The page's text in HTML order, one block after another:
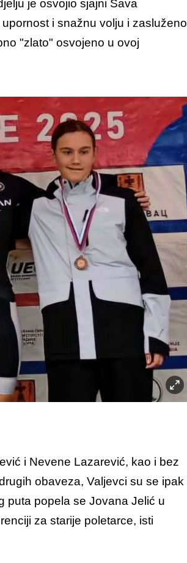
je osvojio sjajni Sava
i snažnu volju i zasluženo
"zlato" osvojeno u ovoj
i Nevene Lazarević, kao i bez
obaveza, Valjevci su se ipak
puta popela se Jovana Jelić u
za starije poletarce, isti